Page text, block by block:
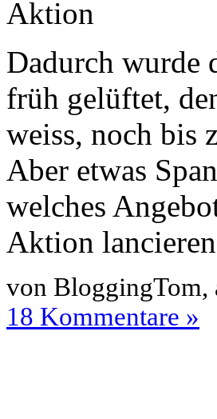
Dadurch wurde
früh gelüftet,
weiss, noch bis
Aber etwas
welches
Aktion
von BloggingTom,
18 Kommentare »